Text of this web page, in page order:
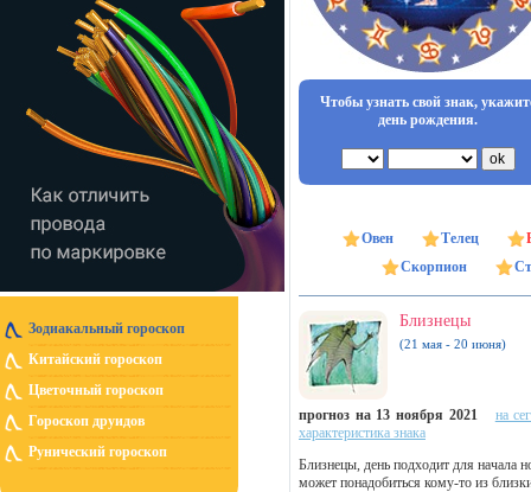
Зодиакальный гороскоп
Китайский гороскоп
Цветочный гороскоп
Гороскоп друидов
Рунический гороскоп
Чтобы узнать свой знак,
день рождения.
Овен Телец
Скорпион
Близнецы
(21 мая - 20 июня)
прогноз на 13 ноября 2021
на
характеристика знака
Близнецы, день подходит для начала
может понадобиться кому-то из